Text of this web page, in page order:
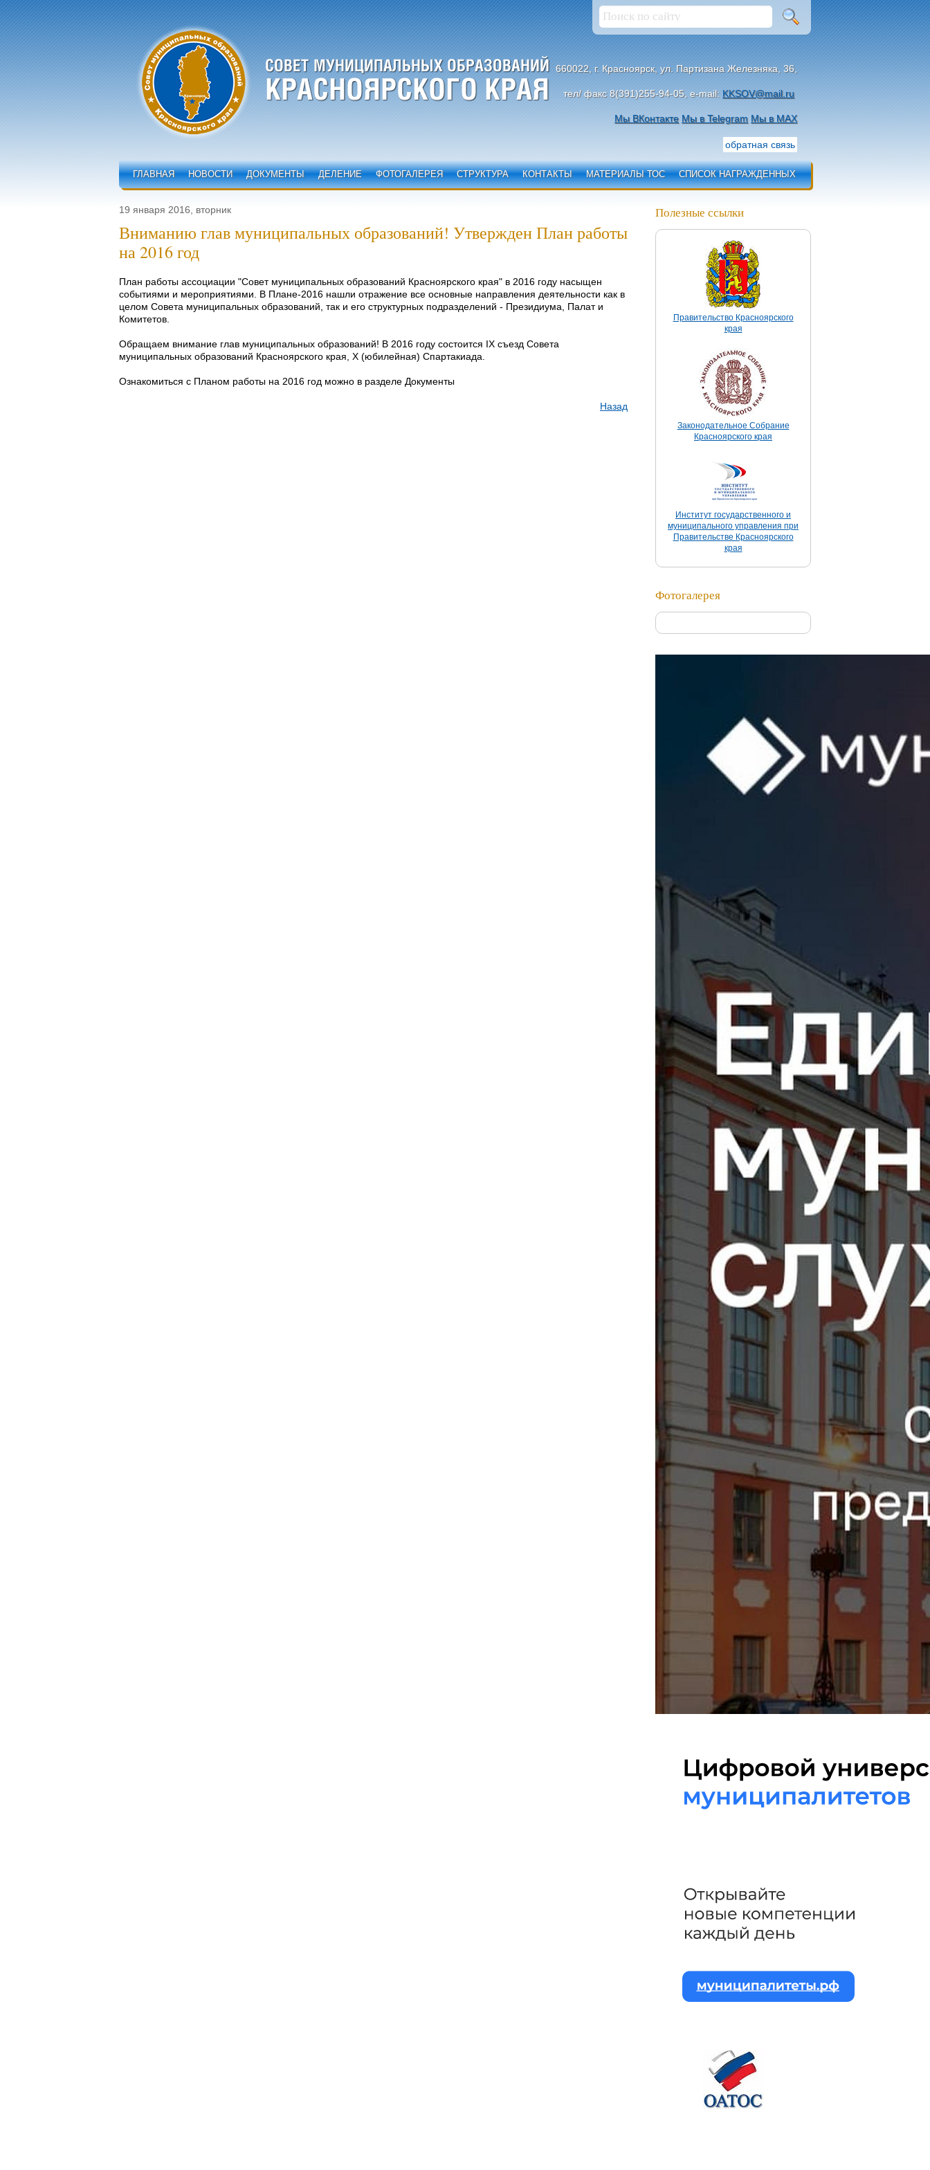
660022, г. Красноярск, ул. Партизана Железняка, 36,
тел/ факс 8(391)255-94-05, e-mail: KKSOV@mail.ru
Мы ВКонтакте Мы в Telegram Мы в МАХ
обратная связь
ГЛАВНАЯ НОВОСТИ ДОКУМЕНТЫ ДЕЛЕНИЕ ФОТОГАЛЕРЕЯ СТРУКТУРА КОНТАКТЫ МАТЕРИАЛЫ ТОС СПИСОК НАГРАЖДЕННЫХ
19 января 2016, вторник
Вниманию глав муниципальных образований! Утвержден План работы
на 2016 год
План работы ассоциации "Совет муниципальных образований Красноярского края" в 2016 году насыщен
событиями и мероприятиями. В Плане-2016 нашли отражение все основные направления деятельности как в
целом Совета муниципальных образований, так и его структурных подразделений - Президиума, Палат и
Комитетов.
Обращаем внимание глав муниципальных образований! В 2016 году состоится IX съезд Совета
муниципальных образований Красноярского края, X (юбилейная) Спартакиада.
Ознакомиться с Планом работы на 2016 год можно в разделе Документы
Назад
Полезные ссылки
Правительство Красноярского
края
Законодательное Собрание
Красноярского края
Институт государственного и
муниципального управления при
Правительстве Красноярского
края
Фотогалерея